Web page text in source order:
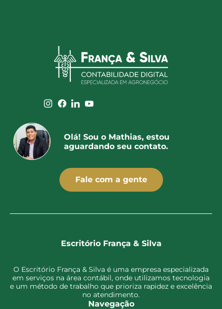
Olá! Sou o Mathias, estou
aguardando seu contato.
Fale com a gente
Escritório França & Silva
O Escritório França & Silva é uma empresa especializada
em serviços na área contábil, onde utilizamos tecnologia
e um método de trabalho que prioriza rapidez e excelência
no atendimento.
Navegação